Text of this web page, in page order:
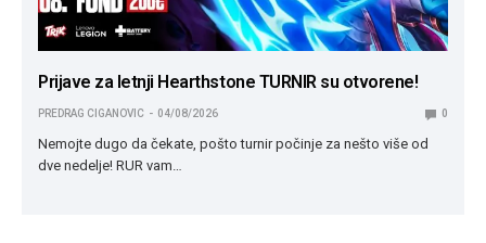
Prijave za letnji Hearthstone TURNIR su otvorene!
PREDRAG CIGANOVIC 04/08/2026 0
Nemojte dugo da čekate, pošto turnir počinje za nešto više od
dve nedelje! RUR vam…